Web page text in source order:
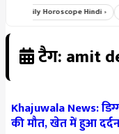
Daily Horoscope Hindi ›
टैग: amit
Khajuwala News:
की मौत, खेत में हुआ